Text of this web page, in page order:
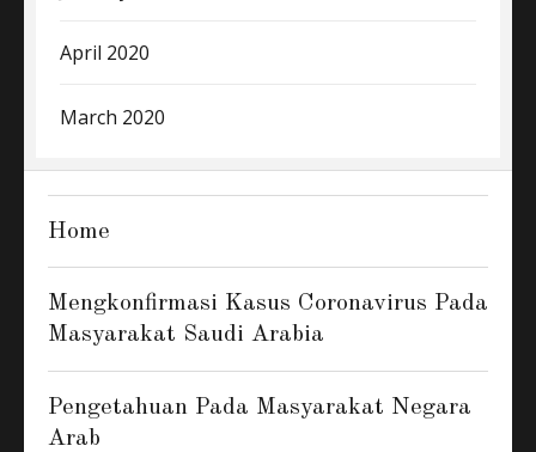
April 2020
March 2020
Home
Mengkonfirmasi Kasus Coronavirus Pada
Masyarakat Saudi Arabia
Pengetahuan Pada Masyarakat Negara
Arab